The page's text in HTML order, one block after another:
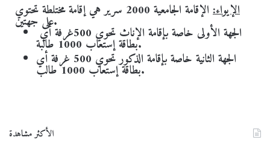
الإيواء: الإقامة الجامعية 2000 سرير هي إقامة مختلطة تحتوي
على جهتين.
بطاقة إستعاب 1000 طالبة.
الجهة الثانية خاصة بإقامة الذكور تحوي 500 غرفة أي
بطاقة إستعاب 1000 طالب.
الأكثر مشاهدة